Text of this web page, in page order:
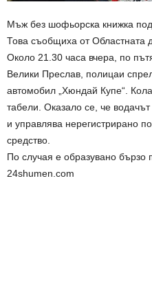
Мъж без шофьорска книжка
Това съобщиха от
Около 21.30 часа вчера, по
Велики Преслав, полицаи
автомобил „Хюндай Купе“.
табели. Оказало се, че
и управлява нерегистрирано
средство.
По случая е образувано бързо
24shumen.com